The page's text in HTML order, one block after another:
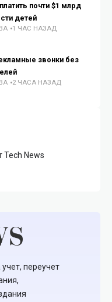
почти $1 млрд
детей
1 ЧАС НАЗАД
звонки без
2 ЧАСА НАЗАД
Tech News
переучет